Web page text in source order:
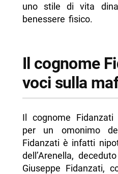
uno stile di vita
benessere fisico.
Il cognome
voci sulla
Il cognome
per un omonimo
Fidanzati è infatti
dell’Arenella,
Giuseppe Fidanzati,